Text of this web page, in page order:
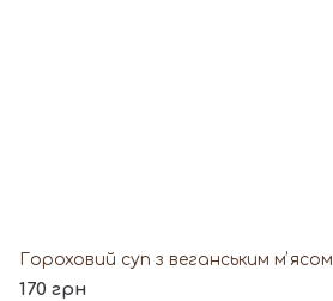
Гороховий суп з веганським мʼясом
170 грн